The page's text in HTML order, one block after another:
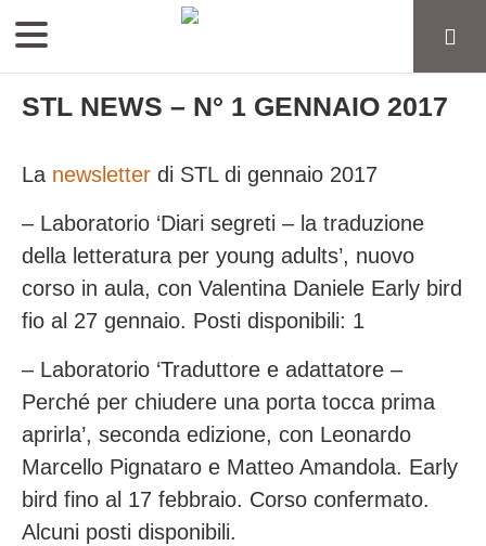
STL NEWS – N° 1 GENNAIO 2017
La newsletter di STL di gennaio 2017
– Laboratorio ‘Diari segreti – la traduzione
della letteratura per young adults’, nuovo
corso in aula, con Valentina Daniele Early bird
fio al 27 gennaio. Posti disponibili: 1
– Laboratorio ‘Traduttore e adattatore –
Perché per chiudere una porta tocca prima
aprirla’, seconda edizione, con Leonardo
Marcello Pignataro e Matteo Amandola. Early
bird fino al 17 febbraio. Corso confermato.
Alcuni posti disponibili.